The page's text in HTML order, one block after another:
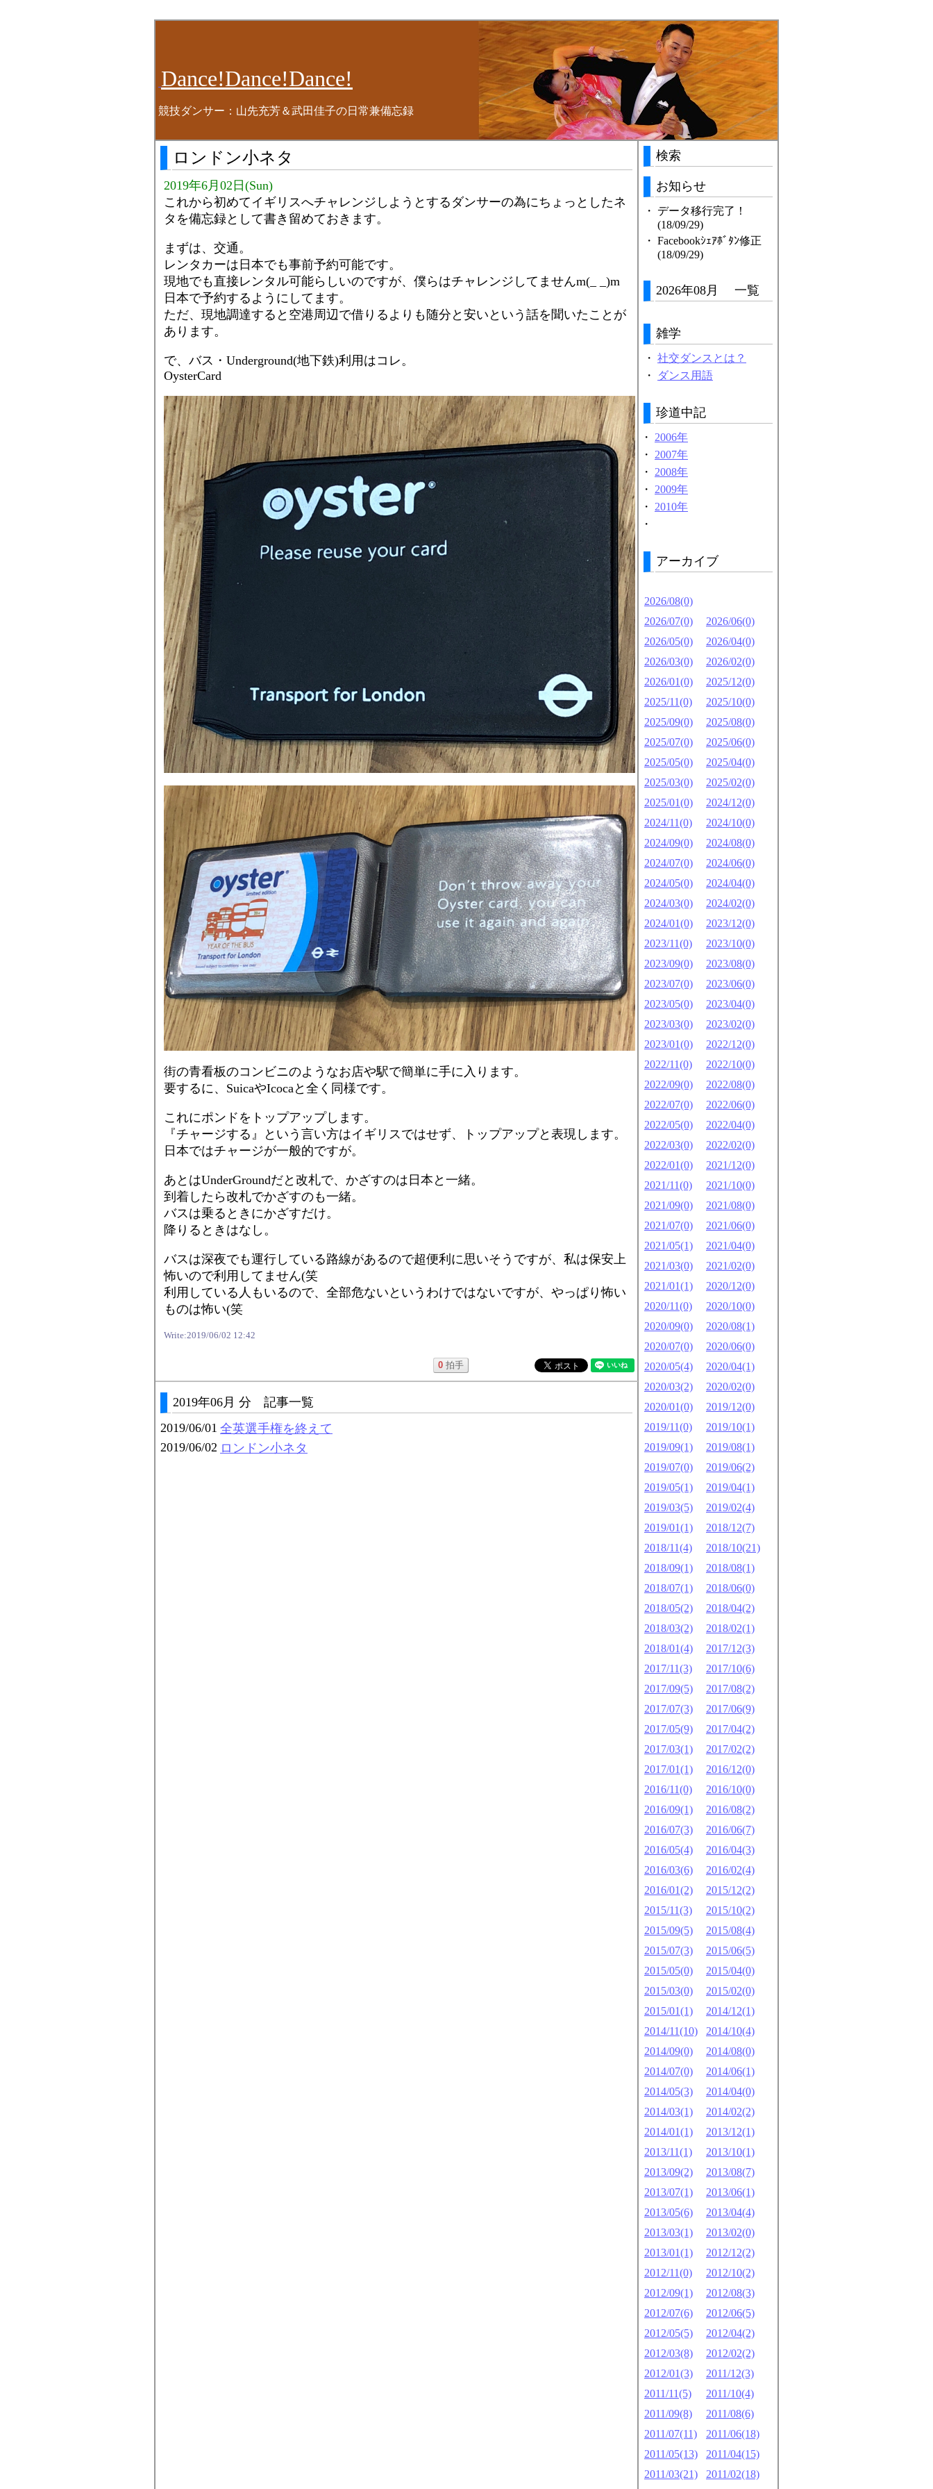
Dance!Dance!Dance!
競技ダンサー：山先充芳＆武田佳子の日常兼備忘録
ロンドン小ネタ
2019年6月02日(Sun)
これから初めてイギリスへチャレンジしようとするダンサーの為にちょっとしたネ
タを備忘録として書き留めておきます。
まずは、交通。
レンタカーは日本でも事前予約可能です。
現地でも直接レンタル可能らしいのですが、僕らはチャレンジしてませんm(_ _)m
日本で予約するようにしてます。
ただ、現地調達すると空港周辺で借りるよりも随分と安いという話を聞いたことが
あります。
で、バス・Underground(地下鉄)利用はコレ。
OysterCard
街の青看板のコンビニのようなお店や駅で簡単に手に入ります。
要するに、SuicaやIcocaと全く同様です。
これにポンドをトップアップします。
『チャージする』という言い方はイギリスではせず、トップアップと表現します。
日本ではチャージが一般的ですが。
あとはUnderGroundだと改札で、かざすのは日本と一緒。
到着したら改札でかざすのも一緒。
バスは乗るときにかざすだけ。
降りるときはなし。
バスは深夜でも運行している路線があるので超便利に思いそうですが、私は保安上
怖いので利用してません(笑
利用している人もいるので、全部危ないというわけではないですが、やっぱり怖い
ものは怖い(笑
Write:2019/06/02 12:42
0 拍手
2019年06月 分 記事一覧
2019/06/01 全英選手権を終えて
2019/06/02 ロンドン小ネタ
検索
お知らせ
・
データ移行完了！
(18/09/29)
・ Facebookｼｪｱﾎﾞﾀﾝ修正
(18/09/29)
2026年08月 一覧
雑学
・ 社交ダンスとは？
・
ダンス用語
珍道中記
・
2006年
・
2007年
・
2008年
・
2009年
・
2010年
・
アーカイブ
2026/08(0)
2026/07(0)
2026/06(0)
2026/05(0)
2026/04(0)
2026/03(0)
2026/02(0)
2026/01(0)
2025/12(0)
2025/11(0)
2025/10(0)
2025/09(0)
2025/08(0)
2025/07(0)
2025/06(0)
2025/05(0)
2025/04(0)
2025/03(0)
2025/02(0)
2025/01(0)
2024/12(0)
2024/11(0)
2024/10(0)
2024/09(0)
2024/08(0)
2024/07(0)
2024/06(0)
2024/05(0)
2024/04(0)
2024/03(0)
2024/02(0)
2024/01(0)
2023/12(0)
2023/11(0)
2023/10(0)
2023/09(0)
2023/08(0)
2023/07(0)
2023/06(0)
2023/05(0)
2023/04(0)
2023/03(0)
2023/02(0)
2023/01(0)
2022/12(0)
2022/11(0)
2022/10(0)
2022/09(0)
2022/08(0)
2022/07(0)
2022/06(0)
2022/05(0)
2022/04(0)
2022/03(0)
2022/02(0)
2022/01(0)
2021/12(0)
2021/11(0)
2021/10(0)
2021/09(0)
2021/08(0)
2021/07(0)
2021/06(0)
2021/05(1)
2021/04(0)
2021/03(0)
2021/02(0)
2021/01(1)
2020/12(0)
2020/11(0)
2020/10(0)
2020/09(0)
2020/08(1)
2020/07(0)
2020/06(0)
2020/05(4)
2020/04(1)
2020/03(2)
2020/02(0)
2020/01(0)
2019/12(0)
2019/11(0)
2019/10(1)
2019/09(1)
2019/08(1)
2019/07(0)
2019/06(2)
2019/05(1)
2019/04(1)
2019/03(5)
2019/02(4)
2019/01(1)
2018/12(7)
2018/11(4)
2018/10(21)
2018/09(1)
2018/08(1)
2018/07(1)
2018/06(0)
2018/05(2)
2018/04(2)
2018/03(2)
2018/02(1)
2018/01(4)
2017/12(3)
2017/11(3)
2017/10(6)
2017/09(5)
2017/08(2)
2017/07(3)
2017/06(9)
2017/05(9)
2017/04(2)
2017/03(1)
2017/02(2)
2017/01(1)
2016/12(0)
2016/11(0)
2016/10(0)
2016/09(1)
2016/08(2)
2016/07(3)
2016/06(7)
2016/05(4)
2016/04(3)
2016/03(6)
2016/02(4)
2016/01(2)
2015/12(2)
2015/11(3)
2015/10(2)
2015/09(5)
2015/08(4)
2015/07(3)
2015/06(5)
2015/05(0)
2015/04(0)
2015/03(0)
2015/02(0)
2015/01(1)
2014/12(1)
2014/11(10)
2014/10(4)
2014/09(0)
2014/08(0)
2014/07(0)
2014/06(1)
2014/05(3)
2014/04(0)
2014/03(1)
2014/02(2)
2014/01(1)
2013/12(1)
2013/11(1)
2013/10(1)
2013/09(2)
2013/08(7)
2013/07(1)
2013/06(1)
2013/05(6)
2013/04(4)
2013/03(1)
2013/02(0)
2013/01(1)
2012/12(2)
2012/11(0)
2012/10(2)
2012/09(1)
2012/08(3)
2012/07(6)
2012/06(5)
2012/05(5)
2012/04(2)
2012/03(8)
2012/02(2)
2012/01(3)
2011/12(3)
2011/11(5)
2011/10(4)
2011/09(8)
2011/08(6)
2011/07(11)
2011/06(18)
2011/05(13)
2011/04(15)
2011/03(21)
2011/02(18)